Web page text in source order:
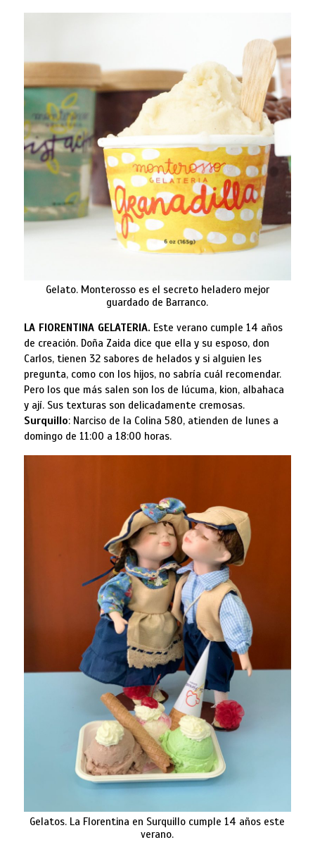
Gelato. Monterosso es el secreto heladero mejor
guardado de Barranco.
LA FIORENTINA GELATERIA. Este verano cumple 14 años
de creación. Doña Zaida dice que ella y su esposo, don
Carlos, tienen 32 sabores de helados y si alguien les
pregunta, como con los hijos, no sabría cuál recomendar.
Pero los que más salen son los de lúcuma, kion, albahaca
y ají. Sus texturas son delicadamente cremosas.
Surquillo: Narciso de la Colina 580, atienden de lunes a
domingo de 11:00 a 18:00 horas.
Gelatos. La Florentina en Surquillo cumple 14 años este
verano.